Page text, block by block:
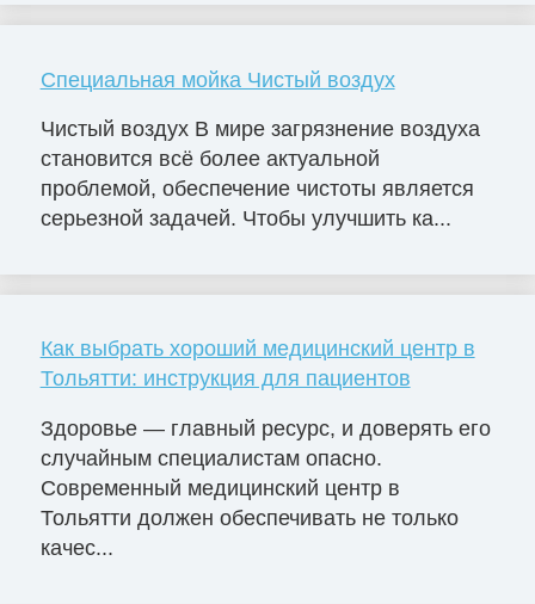
Специальная мойка Чистый воздух
Чистый воздух В мире загрязнение воздуха
становится всё более актуальной
проблемой, обеспечение чистоты является
серьезной задачей. Чтобы улучшить ка...
Как выбрать хороший медицинский центр в
Тольятти: инструкция для пациентов
Здоровье — главный ресурс, и доверять его
случайным специалистам опасно.
Современный медицинский центр в
Тольятти должен обеспечивать не только
качес...